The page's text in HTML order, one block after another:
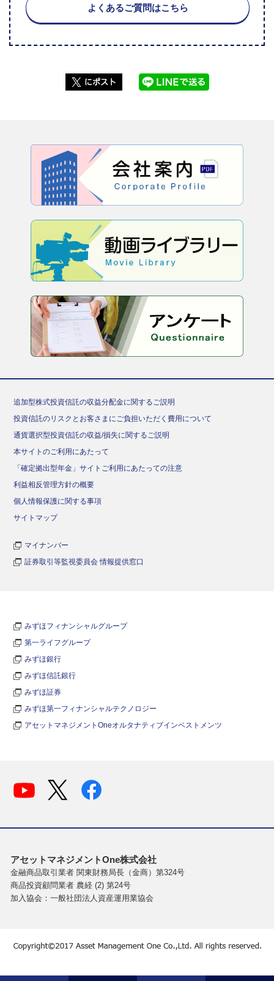
よくあるご質問はこちら
追加型株式投資信託の収益分配金に関するご説明
投資信託のリスクとお客さまにご負担いただく費用について
通貨選択型投資信託の収益/損失に関するご説明
本サイトのご利用にあたって
「確定拠出型年金」サイトご利用にあたっての注意
利益相反管理方針の概要
個人情報保護に関する事項
サイトマップ
マイナンバー
証券取引等監視委員会 情報提供窓口
みずほフィナンシャルグループ
第一ライフグループ
みずほ銀行
みずほ信託銀行
みずほ証券
みずほ第一フィナンシャルテクノロジー
アセットマネジメントOneオルタナティブインベストメンツ
アセットマネジメントOne株式会社
金融商品取引業者 関東財務局長（金商）第324号
商品投資顧問業者 農経 (2) 第24号
加入協会：一般社団法人資産運用業協会